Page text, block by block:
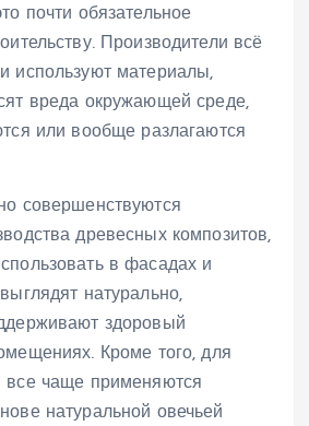
почти обязательное
Производители всё
используют материалы,
вреда окружающей среде,
или вообще разлагаются
совершенствуются
древесных композитов,
в фасадах и
натурально,
здоровый
Кроме того, для
все чаще применяются
натуральной овечьей